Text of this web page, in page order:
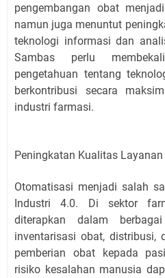
pengembangan obat
namun juga menuntut
teknologi informasi dan
Sambas perlu
pengetahuan tentang
berkontribusi secara
industri farmasi.
Peningkatan Kualitas
Otomatisasi menjadi salah
Industri 4.0. Di sektor
diterapkan dalam
inventarisasi obat, distribusi,
pemberian obat kepada
risiko kesalahan manusia